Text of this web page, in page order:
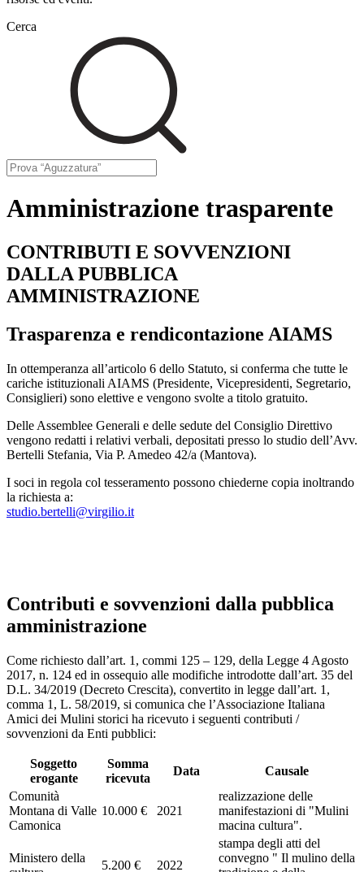
Cerca
Amministrazione trasparente
CONTRIBUTI E SOVVENZIONI
DALLA PUBBLICA
AMMINISTRAZIONE
Trasparenza e rendicontazione AIAMS
In ottemperanza all’articolo 6 dello Statuto, si conferma che tutte le
cariche istituzionali AIAMS (Presidente, Vicepresidenti, Segretario,
Consiglieri) sono elettive e vengono svolte a titolo gratuito.
Delle Assemblee Generali e delle sedute del Consiglio Direttivo
vengono redatti i relativi verbali, depositati presso lo studio dell’Avv.
Bertelli Stefania, Via P. Amedeo 42/a (Mantova).
I soci in regola col tesseramento possono chiederne copia inoltrando
la richiesta a:
studio.bertelli@virgilio.it
Contributi e sovvenzioni dalla pubblica
amministrazione
Come richiesto dall’art. 1, commi 125 – 129, della Legge 4 Agosto
2017, n. 124 ed in ossequio alle modifiche introdotte dall’art. 35 del
D.L. 34/2019 (Decreto Crescita), convertito in legge dall’art. 1,
comma 1, L. 58/2019, si comunica che l’Associazione Italiana
Amici dei Mulini storici ha ricevuto i seguenti contributi /
sovvenzioni da Enti pubblici:
Soggetto
erogante
Somma
ricevuta
Data
Causale
Comunità
Montana di Valle
Camonica
10.000 € 2021
realizzazione delle
manifestazioni di "Mulini
macina cultura".
Ministero della
5.200 € 2022
stampa degli atti del
convegno " Il mulino della